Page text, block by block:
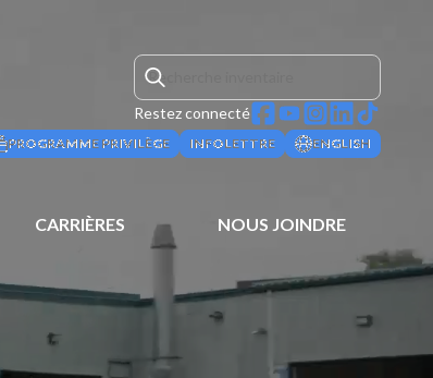
Restez connecté
PROGRAMME PRIVILÈGE INFOLETTRE ENGLISH
CARRIÈRES NOUS JOINDRE